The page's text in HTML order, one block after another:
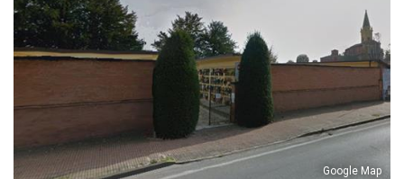
Google Map